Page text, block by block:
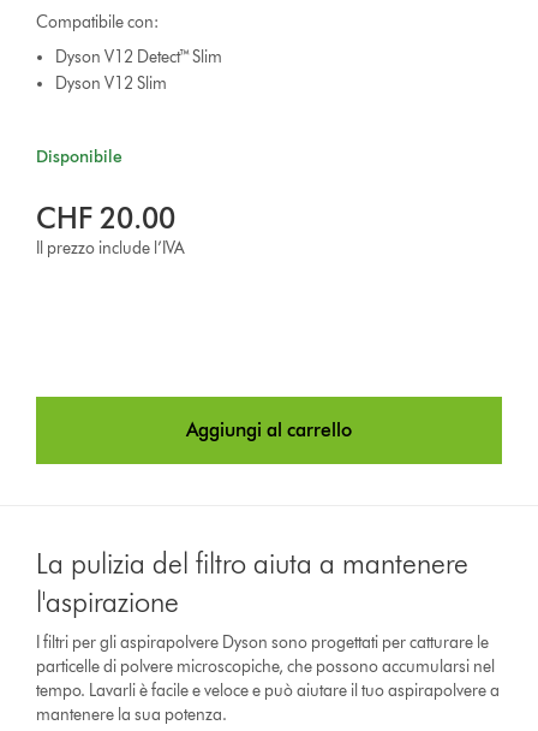
Compatibile con:
Dyson V12 Detect™ Slim
Dyson V12 Slim
Disponibile
CHF 20.00
Il prezzo include l’IVA
Aggiungi al carrello
La pulizia del filtro aiuta a mantenere
l'aspirazione
I filtri per gli aspirapolvere Dyson sono progettati per catturare le
particelle di polvere microscopiche, che possono accumularsi nel
tempo. Lavarli è facile e veloce e può aiutare il tuo aspirapolvere a
mantenere la sua potenza.